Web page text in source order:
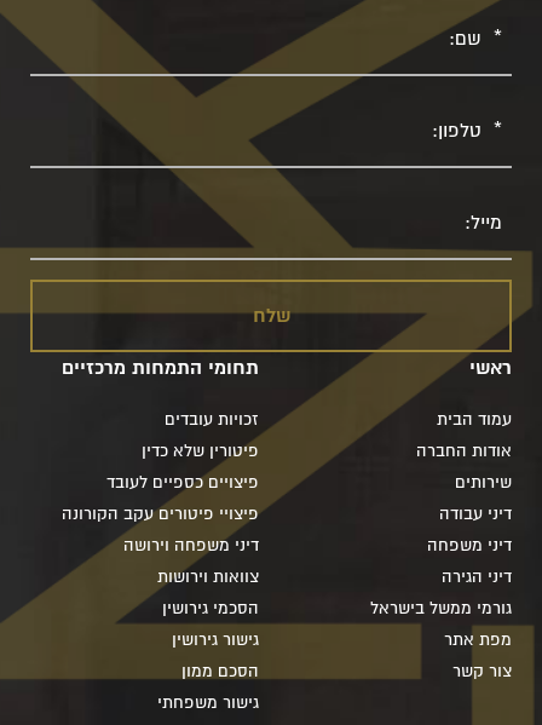
ראשי
עמוד הבית
אודות החברה
שירותים
דיני עבודה
דיני משפחה
דיני הגירה
גורמי ממשל בישראל
מפת אתר
צור קשר
תחומי התמחות מרכזיים
זכויות עובדים
פיטורין שלא כדין
פיצויים כספיים לעובד
פיצויי פיטורים עקב הקורונה
דיני משפחה וירושה
צוואות וירושות
הסכמי גירושין
גישור גירושין
הסכם ממון
גישור משפחתי